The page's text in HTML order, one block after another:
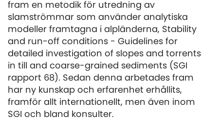
fram en metodik för utredning av
slamströmmar som använder analytiska
modeller framtagna i alpländerna, Stability
and run-off conditions - Guidelines for
detailed investigation of slopes and torrents
in till and coarse-grained sediments (SGI
rapport 68). Sedan denna arbetades fram
har ny kunskap och erfarenhet erhållits,
framför allt internationellt, men även inom
SGI och bland konsulter.